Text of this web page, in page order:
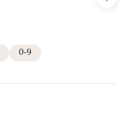
0-9